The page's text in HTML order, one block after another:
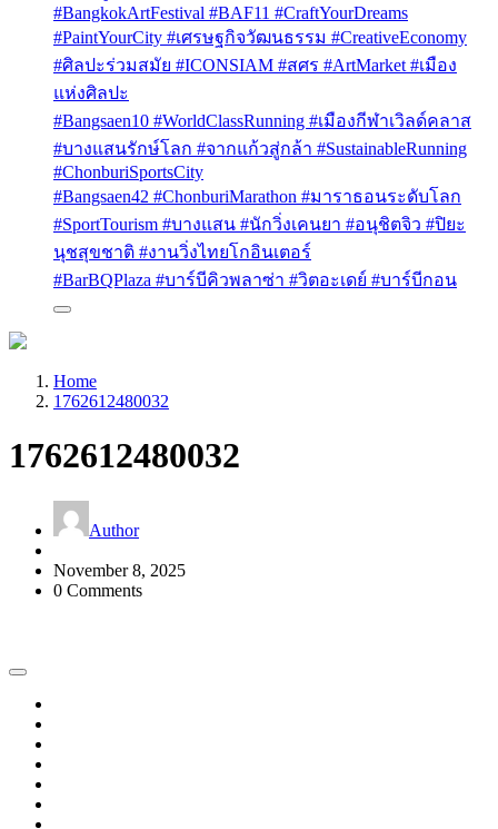
#BangkokArtFestival #BAF11 #CraftYourDreams
#PaintYourCity #เศรษฐกิจวัฒนธรรม #CreativeEconomy
#ศิลปะร่วมสมัย #ICONSIAM #สศร #ArtMarket #เมือง
แห่งศิลปะ
#Bangsaen10 #WorldClassRunning #เมืองกีฬาเวิลด์คลาส
#บางแสนรักษ์โลก #จากแก้วสู่กล้า #SustainableRunning
#ChonburiSportsCity
#Bangsaen42 #ChonburiMarathon #มาราธอนระดับโลก
#SportTourism #บางแสน #นักวิ่งเคนยา #อนุชิตจิว #ปิยะ
นุชสุขชาติ #งานวิ่งไทยโกอินเตอร์
#BarBQPlaza #บาร์บีคิวพลาซ่า #วิตอะเดย์ #บาร์บีกอน
Home
1762612480032
1762612480032
Author
November 8, 2025
0 Comments